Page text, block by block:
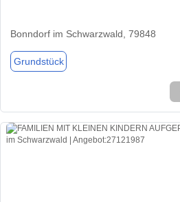
Bonndorf im Schwarzwald, 79848
Grundstück